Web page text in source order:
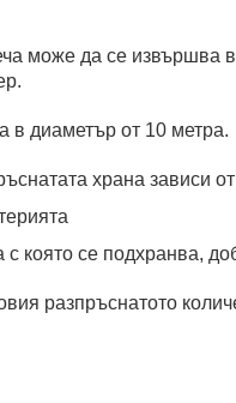
може да се извършва
в диаметър от 10 метра.
храна зависи
с която се подхранва,
разпръснатото